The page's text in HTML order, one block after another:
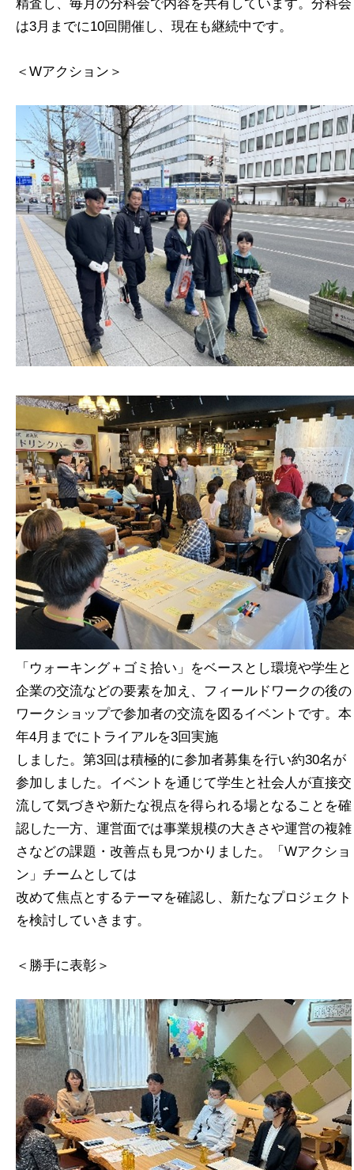
精査し、毎月の分科会で内容を共有しています。分科会
は3月までに10回開催し、現在も継続中です。
＜Wアクション＞
「ウォーキング＋ゴミ拾い」をベースとし環境や学生と
企業の交流などの要素を加え、フィールドワークの後の
ワークショップで参加者の交流を図るイベントです。本
年4月までにトライアルを3回実施
しました。第3回は積極的に参加者募集を行い約30名が
参加しました。イベントを通じて学生と社会人が直接交
流して気づきや新たな視点を得られる場となることを確
認した一方、運営面では事業規模の大きさや運営の複雑
さなどの課題・改善点も見つかりました。「Wアクショ
ン」チームとしては
改めて焦点とするテーマを確認し、新たなプロジェクト
を検討していきます。
＜勝手に表彰＞